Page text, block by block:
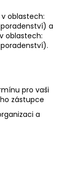
oblastech:
a
oblastech:
pro vaši
zástupce
a